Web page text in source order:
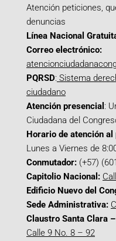
Atención peticiones,
denuncias
Línea Nacional
Correo electrónico:
PQRSD: Sistema
ciudadano
Atención presencial :
Ciudadana del
Horario de atención al
Lunes a Viernes de
Conmutador: (+57)
Capitolio Nacional:
Edificio Nuevo del
Sede Administrativa:
Claustro Santa Clara
Calle 9 No. 8 – 92